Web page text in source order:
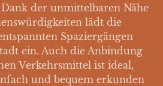
der unmittelbaren Nähe
lädt die
Spaziergängen
ein. Auch die Anbindung
Verkehrsmittel ist ideal,
und bequem erkunden